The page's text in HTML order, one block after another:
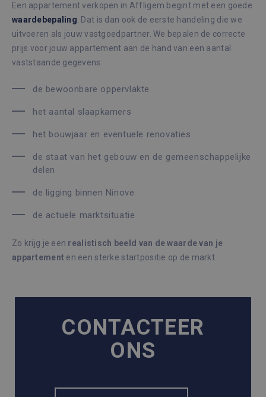
Een appartement verkopen in Affligem begint met een goede
waardebepaling . Dat is dan ook de eerste handeling die we
uitvoeren als jouw vastgoedpartner. We bepalen de correcte
prijs voor jouw appartement aan de hand van een aantal
vaststaande gegevens:
de bewoonbare oppervlakte
het aantal slaapkamers
het bouwjaar en eventuele renovaties
de staat van het gebouw en de gemeenschappelijke
delen
de ligging binnen Ninove
de actuele marktsituatie
Zo krijg je een realistisch beeld van de waarde van je
appartement en een sterke startpositie op de markt.
CONTACTEER
ONS